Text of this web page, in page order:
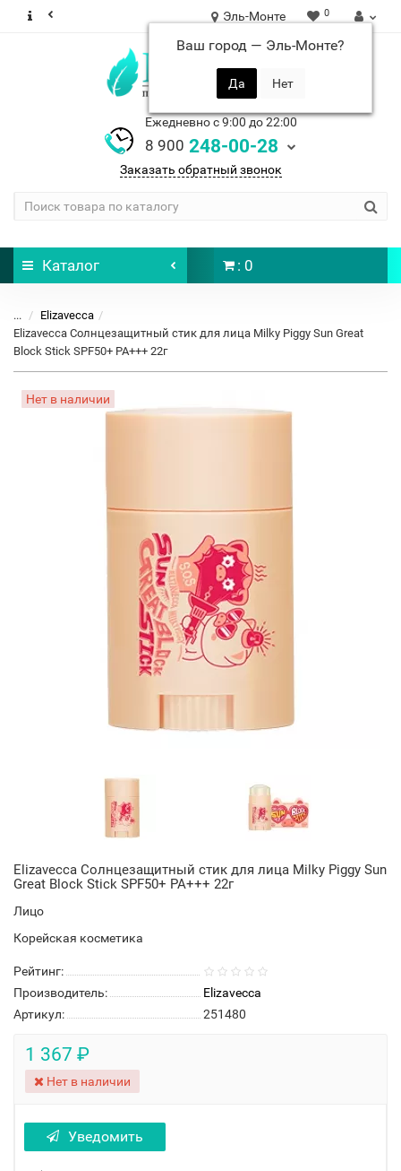
Эль-Монте
Ваш город — Эль-Монте?
0
Ежедневно с 9:00 до 22:00
8 900 248-00-28
Заказать обратный звонок
Каталог : 0
...
Elizavecca
Elizavecca Солнцезащитный стик для лица Milky Piggy Sun Great
Block Stick SPF50+ PA+++ 22г
Нет в наличии
Elizavecca Солнцезащитный стик для лица Milky Piggy Sun
Great Block Stick SPF50+ PA+++ 22г
Лицо
Корейская косметика
Рейтинг:
Производитель:
Elizavecca
Артикул:
251480
1 367 ₽
Нет в наличии
Уведомить